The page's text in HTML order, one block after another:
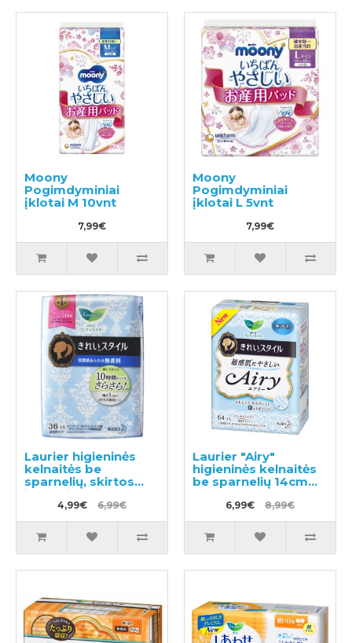
Moony
Pogimdyminiai
įklotai M 10vnt
7,99€
Moony
Pogimdyminiai
įklotai L 5vnt
7,99€
Laurier higieninės
kelnaitės be
sparnelių, skirtos
jautriai odai 14cm
36vnt4,99€ 6,99€
Laurier "Airy"
higieninės kelnaitės
be sparnelių 14cm
6,99€ 8,99€